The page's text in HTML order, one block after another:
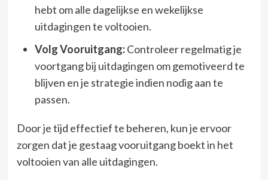
hebt om alle dagelijkse en wekelijkse
uitdagingen te voltooien.
Volg Vooruitgang:Controleer regelmatig je
voortgang bij uitdagingen om gemotiveerd te
blijven en je strategie indien nodig aan te
passen.
Door je tijd effectief te beheren, kun je ervoor
zorgen dat je gestaag vooruitgang boekt in het
voltooien van alle uitdagingen.